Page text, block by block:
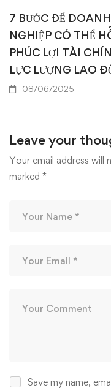
7 BƯỚC ĐỂ DOANH
NGHIỆP CÓ THỂ
PHÚC LỢI TÀI
LỰC LƯỢNG LAO
08/06/2025
Leave your
Your email address will
marked *
Save my name,